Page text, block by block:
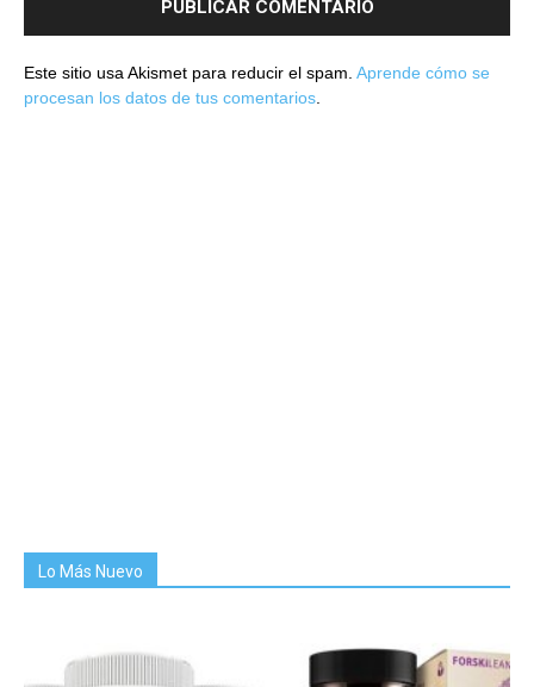
Este sitio usa Akismet para reducir el spam. Aprende cómo se
procesan los datos de tus comentarios.
Lo Más Nuevo